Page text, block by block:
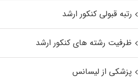
رتبه قبولی کنکور ارشد
ظرفیت رشته های کنکور ارشد
پزشکی از لیسانس